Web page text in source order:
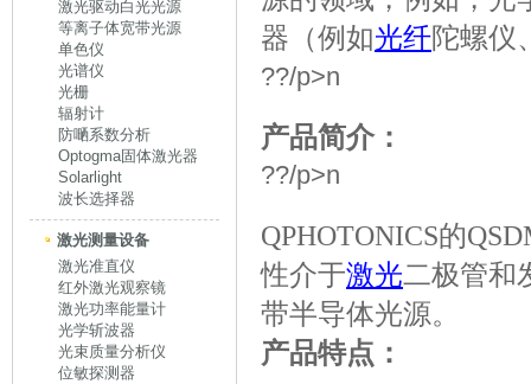
激光驱动白光光源
等离子体宽带光源
单色仪
光谱仪
光栅
辐射计
防嗮系数分析
Optogma固体激光器
Solarlight
波长选择器
激光测量设备
激光准直仪
红外激光观察镜
激光功率能量计
光学斩波器
光束质量分析仪
位敏探测器
器（例如光纤陀螺仪
??/p>n
产品简介：
??/p>n
QPHOTONICS的
性介于激光二极管和
带半导体光源。
产品特点：